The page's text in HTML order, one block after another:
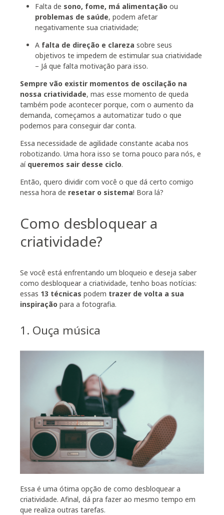
Falta de sono, fome, má alimentação ou
problemas de saúde, podem afetar
negativamente sua criatividade;
A falta de direção e clareza sobre seus
objetivos te impedem de estimular sua criatividade
– Já que falta motivação para isso.
Sempre vão existir momentos de oscilação na
nossa criatividade, mas esse momento de queda
também pode acontecer porque, com o aumento da
demanda, começamos a automatizar tudo o que
podemos para conseguir dar conta.
Essa necessidade de agilidade constante acaba nos
robotizando. Uma hora isso se torna pouco para nós, e
aí queremos sair desse ciclo.
Então, quero dividir com você o que dá certo comigo
nessa hora de resetar o sistema! Bora lá?
Como desbloquear a
criatividade?
Se você está enfrentando um bloqueio e deseja saber
como desbloquear a criatividade, tenho boas notícias:
essas 13 técnicas podem trazer de volta a sua
inspiração para a fotografia.
1. Ouça música
Essa é uma ótima opção de como desbloquear a
criatividade. Afinal, dá pra fazer ao mesmo tempo em
que realiza outras tarefas.